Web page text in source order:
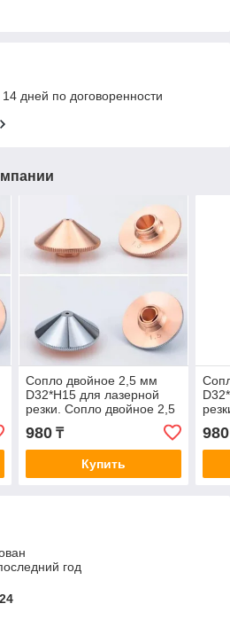
дней по договоренности
Сопло двойное 2,5 мм
D32*H15 для лазерной
резки. Сопло двойное 2,5
мм для лазерных станков
980₸
Купить
980
год